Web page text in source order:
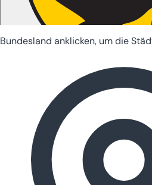
Baden-Württemberg
Bundesland anklicken, um die